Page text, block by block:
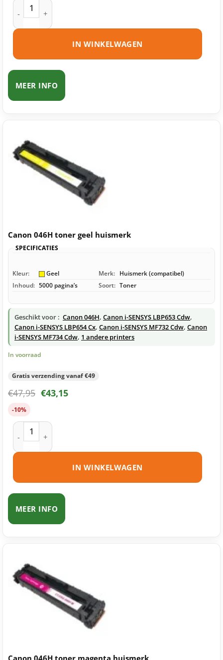
Canon 046H toner cyaan huismerk aantal
IN WINKELWAGEN
MEER INFO
Canon 046H toner geel huismerk
SPECIFICATIES
Kleur: Geel Merk: Huismerk (compatibel)
Inhoud: 5000 pagina’s Soort: Toner
Geschikt voor : Canon 046H, Canon i-SENSYS LBP653 Cdw,
Canon i-SENSYS LBP654 Cx, Canon i-SENSYS MF732 Cdw, Canon
i-SENSYS MF734 Cdw, 1 andere printers
In voorraad
Gratis verzending vanaf €49
€47,95 €43,15
-10%
Canon 046H toner geel huismerk aantal
IN WINKELWAGEN
MEER INFO